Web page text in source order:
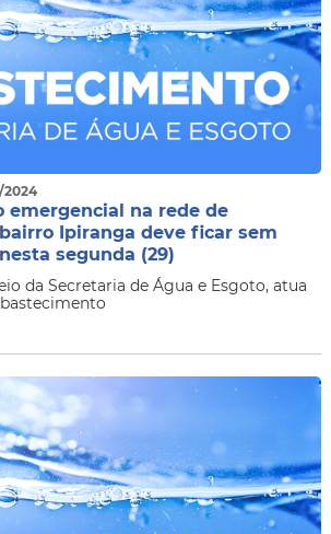
2024
emergencial na rede de
Ipiranga deve ficar sem
segunda (29)
da Secretaria de Água e Esgoto, atua